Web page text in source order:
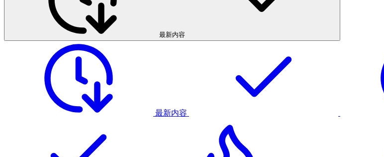
最新内容
最新内容